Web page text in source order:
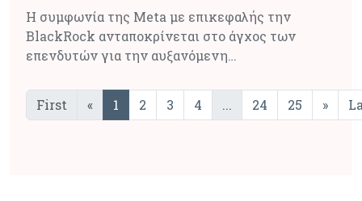
Η συμφωνία της Meta με επικεφαλής την
BlackRock ανταποκρίνεται στο άγχος των
επενδυτών για την αυξανόμενη…
First « 1 2 3 4 ... 24 25 »